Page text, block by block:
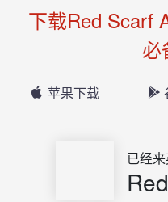
下载Red Scarf
必
苹果下载
已经